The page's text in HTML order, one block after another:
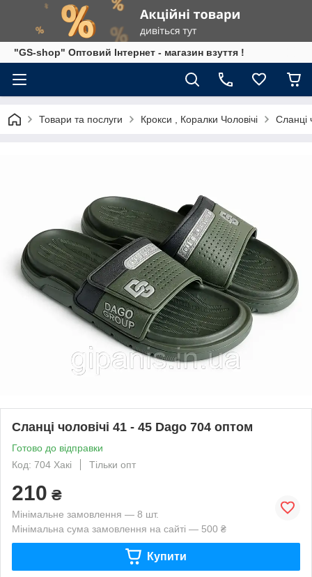
"GS-shop" Оптовий Інтернет - магазин взуття !
Товари та послуги Крокси , Коралки Чоловічі Сланці
Сланці чоловічі 41 - 45 Dago 704 оптом
Готово до відправки
Код: 704 Хакі
Тільки опт
210 ₴
Мінімальне замовлення — 8 шт.
Мінімальна сума замовлення на сайті — 500 ₴
Купити